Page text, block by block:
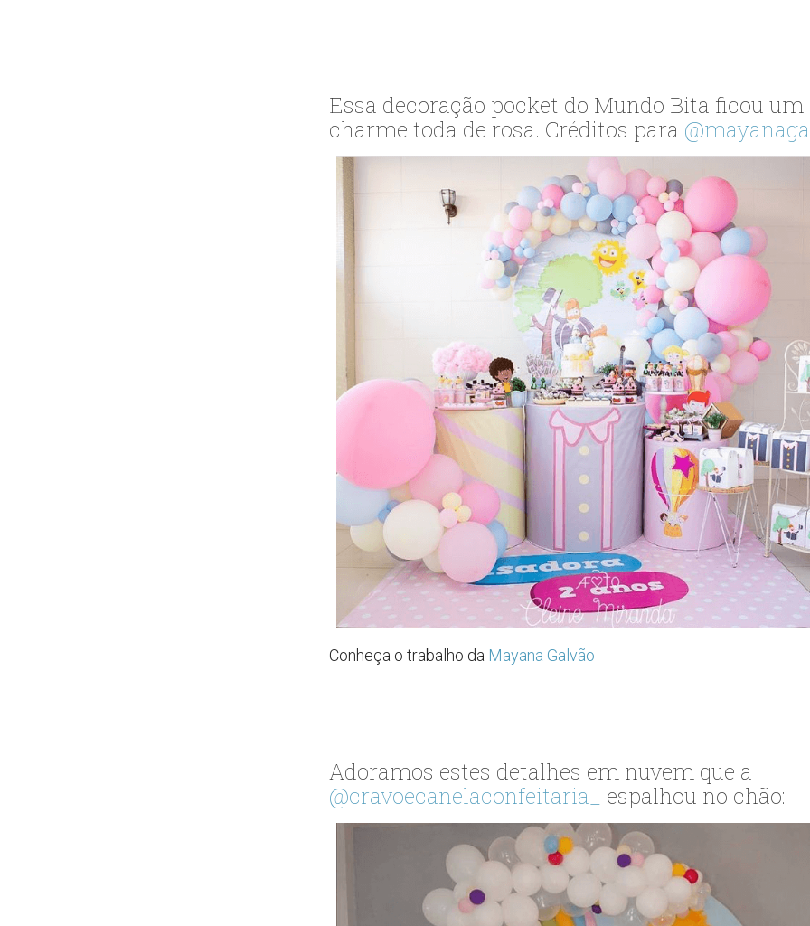
Essa decoração pocket do Mundo Bita ficou um
charme toda de rosa. Créditos para
Conheça o trabalho da Mayana Galvão
Adoramos estes detalhes em nuvem que a
@cravoecanelaconfeitaria_
espalhou no chão: